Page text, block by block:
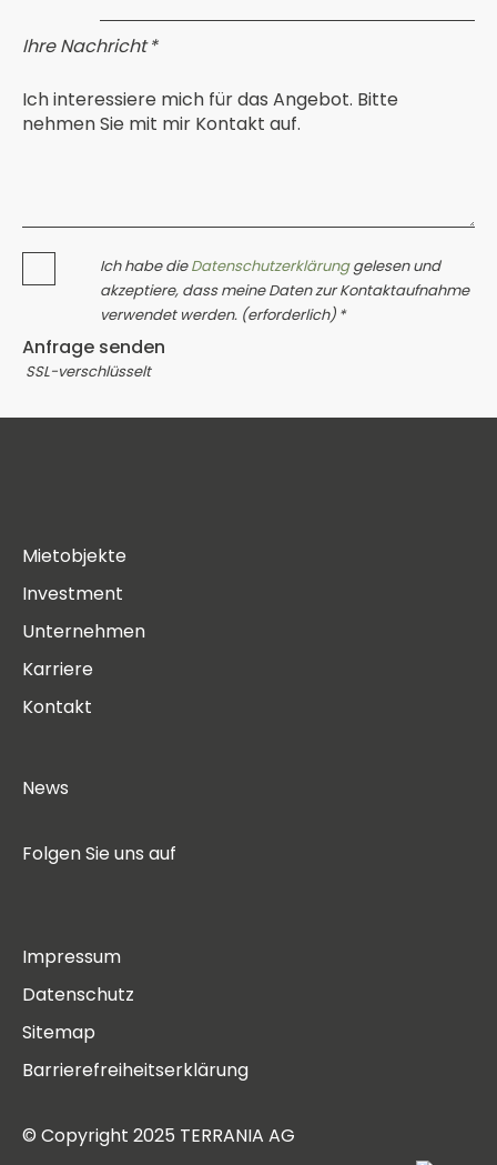
Ihre Nachricht *
Ich habe dieDatenschutzerklärunggelesen und
akzeptiere, dass meine Daten zur Kontaktaufnahme
verwendet werden. (erforderlich) *
Anfrage senden
SSL-verschlüsselt
Mietobjekte
Investment
Unternehmen
Karriere
Kontakt
News
Folgen Sie uns auf
Impressum
Datenschutz
Sitemap
Barrierefreiheitserklärung
© Copyright 2025 TERRANIA AG